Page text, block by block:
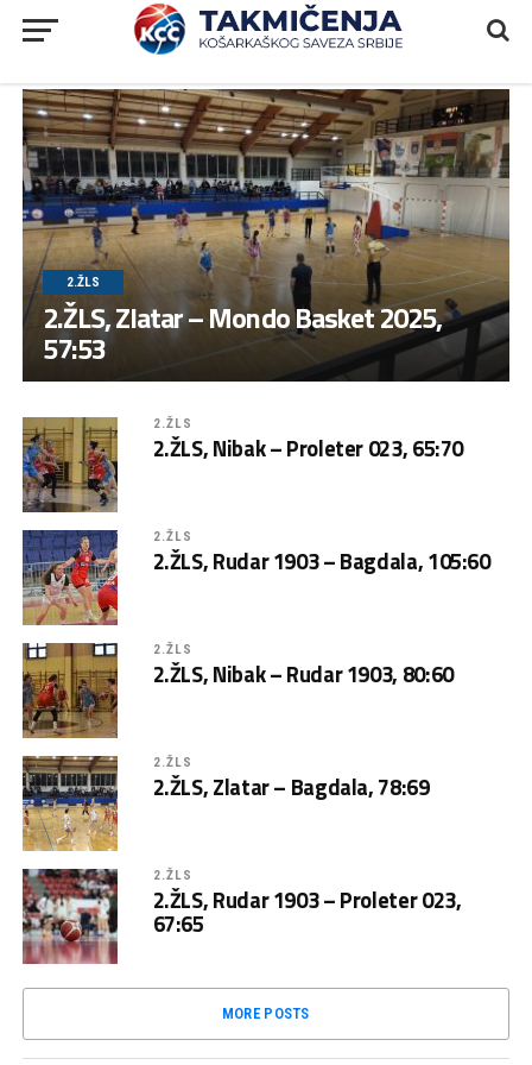
2.ŽLS
2.ŽLS, Zlatar – Mondo Basket 2025,
57:53
2.ŽLS
2.ŽLS, Nibak – Proleter 023, 65:70
2.ŽLS
2.ŽLS, Rudar 1903 – Bagdala, 105:60
2.ŽLS
2.ŽLS, Nibak – Rudar 1903, 80:60
2.ŽLS
2.ŽLS, Zlatar – Bagdala, 78:69
2.ŽLS
2.ŽLS, Rudar 1903 – Proleter 023,
67:65
MORE POSTS